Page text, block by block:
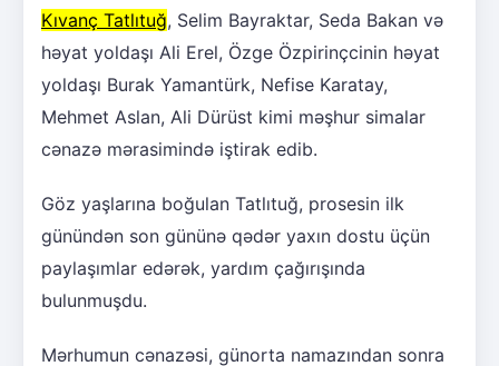
Kıvanç Tatlıtuğ, Selim Bayraktar, Seda Bakan və
həyat yoldaşı Ali Erel, Özge Özpirinçcinin həyat
yoldaşı Burak Yamantürk, Nefise Karatay,
Mehmet Aslan, Ali Dürüst kimi məşhur simalar
cənazə mərasimində iştirak edib.
Göz yaşlarına boğulan Tatlıtuğ, prosesin ilk
günündən son gününə qədər yaxın dostu üçün
paylaşımlar edərək, yardım çağırışında
bulunmuşdu.
Mərhumun cənazəsi, günorta namazından sonra